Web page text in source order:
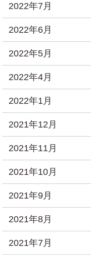
2022年7月
2022年6月
2022年5月
2022年4月
2022年1月
2021年12月
2021年11月
2021年10月
2021年9月
2021年8月
2021年7月